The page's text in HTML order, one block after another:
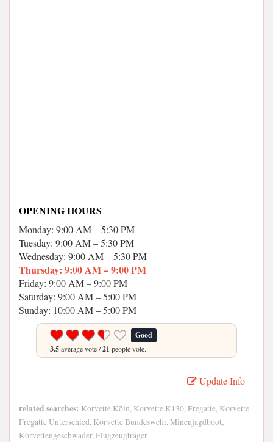
OPENING HOURS
Monday: 9:00 AM – 5:30 PM
Tuesday: 9:00 AM – 5:30 PM
Wednesday: 9:00 AM – 5:30 PM
Thursday: 9:00 AM – 9:00 PM
Friday: 9:00 AM – 9:00 PM
Saturday: 9:00 AM – 5:00 PM
Sunday: 10:00 AM – 5:00 PM
Good
3.5average vote /21 people vote.
Update Info
related searches: Korvette Köln, Korvette K130, Fregatte, Korvette
Fregatte Unterschied, Korvette Bundeswehr, Minenjagdboot,
Korvettengeschwader, Flugzeugträger